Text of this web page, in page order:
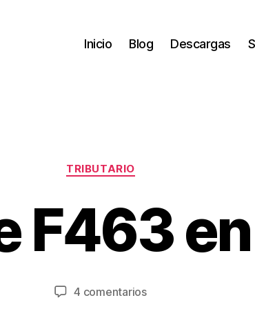
Inicio Blog Descargas
Categorías
TRIBUTARIO
F463
Autor
P
E
C
t
Fecha
b
ri
l
,
4 comentariosen